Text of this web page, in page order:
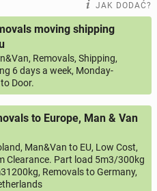
JAK DODAĆ?
moving shipping
Removals, Shipping,
6 days a week, Monday-
Door.
to Europe, Man & Van
Man&Van to EU, Low Cost,
Clearance. Part load 5m3/300kg
Removals to Germany,